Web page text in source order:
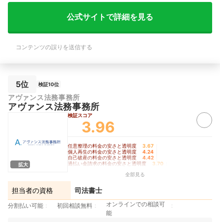
公式サイトで詳細を見る
コンテンツの誤りを送信する
5位 検証10位
アヴァンス法務事務所
アヴァンス法務事務所
拡大
検証スコア
3.96
任意整理の料金の安さと透明度 3.67
個人再生の料金の安さと透明度 4.24
自己破産の料金の安さと透明度 4.42
過払い金請求の料金の安さと透明度 3.70
全部見る
担当者の資格 司法書士
分割払い可能 初回相談無料
オンラインでの相談可
能